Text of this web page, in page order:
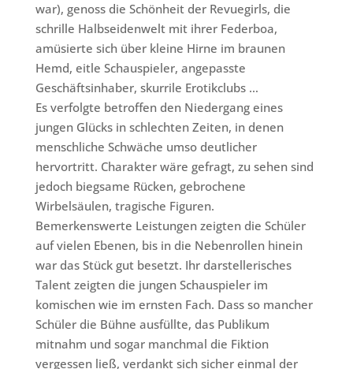
war), genoss die Schönheit der Revuegirls, die
schrille Halbseidenwelt mit ihrer Federboa,
amüsierte sich über kleine Hirne im braunen
Hemd, eitle Schauspieler, angepasste
Geschäftsinhaber, skurrile Erotikclubs …
Es verfolgte betroffen den Niedergang eines
jungen Glücks in schlechten Zeiten, in denen
menschliche Schwäche umso deutlicher
hervortritt. Charakter wäre gefragt, zu sehen sind
jedoch biegsame Rücken, gebrochene
Wirbelsäulen, tragische Figuren.
Bemerkenswerte Leistungen zeigten die Schüler
auf vielen Ebenen, bis in die Nebenrollen hinein
war das Stück gut besetzt. Ihr darstellerisches
Talent zeigten die jungen Schauspieler im
komischen wie im ernsten Fach. Dass so mancher
Schüler die Bühne ausfüllte, das Publikum
mitnahm und sogar manchmal die Fiktion
vergessen ließ, verdankt sich sicher einmal der